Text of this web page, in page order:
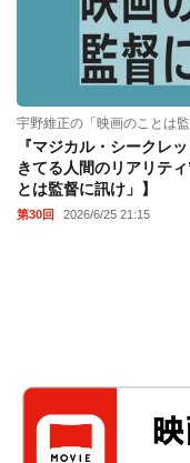
宇野維正の「映画のことは監
『マジカル・シークレ
きてる人間のリアリテ
とは監督に訊け」】
第30回 2026/6/25 21:15